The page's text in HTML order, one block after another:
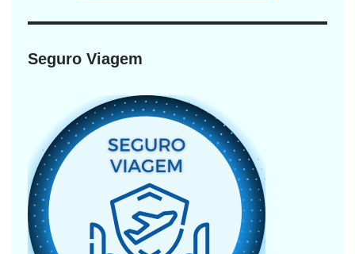
Seguro Viagem